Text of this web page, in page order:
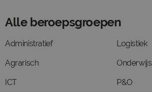
Alle beroepsgroepen
Administratief
Agrarisch
ICT
Logistiek
Onderwijs
P&O